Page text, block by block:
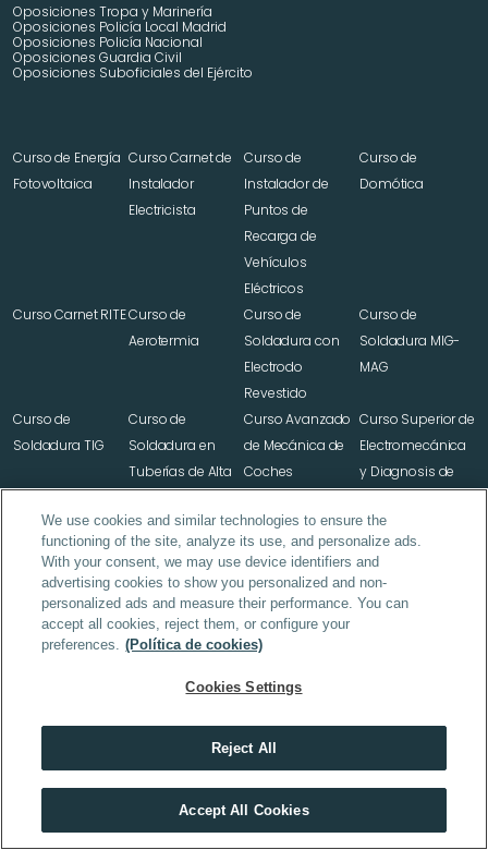
Oposiciones Tropa y Marinería
Oposiciones Policía Local Madrid
Oposiciones Policía Nacional
Oposiciones Guardia Civil
Oposiciones Suboficiales del Ejército
Curso de Energía
Fotovoltaica
Curso Carnet de
Instalador
Electricista
Curso de
Instalador de
Puntos de
Recarga de
Vehículos
Eléctricos
Curso de
Domótica
Curso Carnet RITECurso de
Aerotermia
Curso de
Soldadura con
Electrodo
Revestido
Curso de
Soldadura MIG-
MAG
Curso de
Soldadura TIG
Curso de
Soldadura en
Tuberías de Alta
Curso Avanzado
de Mecánica de
Coches
Curso Superior de
Electromecánica
y Diagnosis de
Curso de
Fontanería y
Saneamiento
Oposiciones
Oposiciones
Maestros Infantil
Oposiciones
Maestros Primaria
Contacta con nosotros
hola@thepower.education
HACER TEST
We use cookies and similar technologies to ensure the
functioning of the site, analyze its use, and personalize ads.
With your consent, we may use device identifiers and
advertising cookies to show you personalized and non-
personalized ads and measure their performance. You can
accept all cookies, reject them, or configure your
preferences. (Política de cookies)
Cookies Settings
Reject All
Accept All Cookies